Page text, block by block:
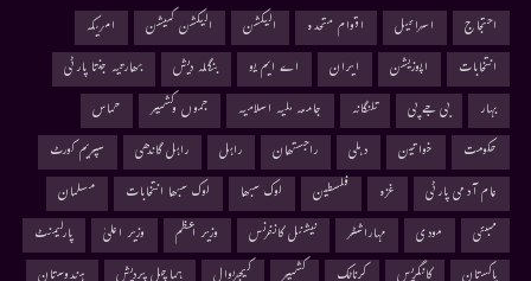
احتجاج اسرائیل اقوام متحدہ الیکشن الیکشن کمیشن
امریکہ
انتخابات
اپوزیشن ایران اے ایم یو بنگلہ دیش
بھارتیہ جنتا پارٹی
بہار
بی جے پی تلنگانہ جامعہ ملیہ اسلامیہ جموں وکشمیر
حماس
حکومت
خواتین دہلی راجستھان راہل راہل گاندھی
سپریم کورٹ
عام آدمی پارٹی
غزہ فلسطین لوک سبھا لوک سبھا انتخابات
مسلمان
ممبئی
مودی مہاراشٹر نیشنل کانفرنس وزیر اعظم وزیر اعلیٰ
پارلیمنٹ